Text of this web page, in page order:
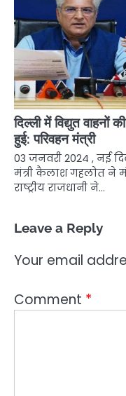
दिल्ली में विद्युत वाहनों
हुई: परिवहन मंत्री
03 जनवरी 2024 , नई
मंत्री कैलाश गहलोत ने
राष्ट्रीय राजधानी ने…
Leave a Reply
Your email
Comment *